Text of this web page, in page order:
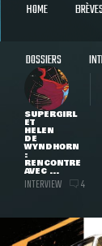
HOME
DOSSIERS
SUPERGIRL
ET
HELEN
DE
WYNDHORN
:
RENCONTRE
AVEC ...
INTERVIEW 4